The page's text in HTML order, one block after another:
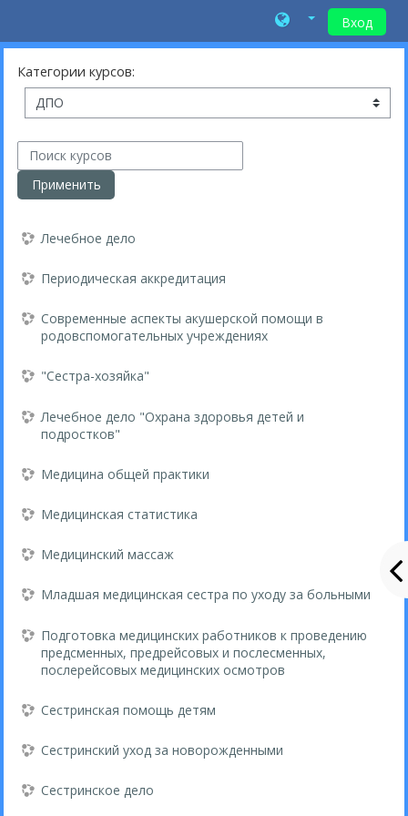
Перейти к основному содержанию
Вход
Категории курсов:
Поиск курсов
Применить
Лечебное дело
Периодическая аккредитация
Современные аспекты акушерской помощи в
родовспомогательных учреждениях
"Сестра-хозяйка"
Лечебное дело "Охрана здоровья детей и
подростков"
Медицина общей практики
Медицинская статистика
Медицинский массаж
Младшая медицинская сестра по уходу за больными
Подготовка медицинских работников к проведению
предсменных, предрейсовых и послесменных,
послерейсовых медицинских осмотров
Сестринская помощь детям
Сестринский уход за новорожденными
Сестринское дело